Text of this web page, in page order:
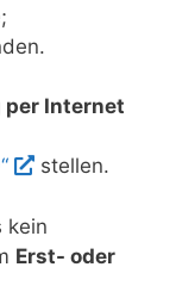
per Internet
stellen.
kein
Erst- oder